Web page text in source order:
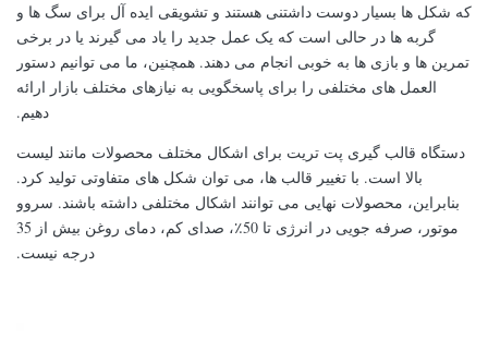
که شکل ها بسیار دوست داشتنی هستند و تشویقی ایده آل برای سگ ها و
گربه ها در حالی است که یک عمل جدید را یاد می گیرند یا در برخی
تمرین ها و بازی ها به خوبی انجام می دهند. همچنین، ما می توانیم دستور
العمل های مختلفی را برای پاسخگویی به نیازهای مختلف بازار ارائه
دهیم.
دستگاه قالب گیری پت تریت برای اشکال مختلف محصولات مانند لیست
بالا است. با تغییر قالب ها، می توان شکل های متفاوتی تولید کرد.
بنابراین، محصولات نهایی می توانند اشکال مختلفی داشته باشند. سروو
موتور، صرفه جویی در انرژی تا 50٪، صدای کم، دمای روغن بیش از 35
درجه نیست.